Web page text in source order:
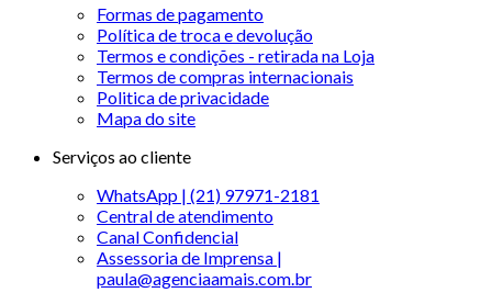
Formas de pagamento
Política de troca e devolução
Termos e condições - retirada na Loja
Termos de compras internacionais
Politica de privacidade
Mapa do site
Serviços ao cliente
WhatsApp | (21) 97971-2181
Central de atendimento
Canal Confidencial
Assessoria de Imprensa |
paula@agenciaamais.com.br